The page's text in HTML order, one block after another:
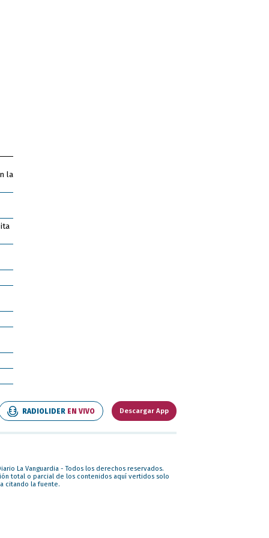
la
Descargar App
RADIOLIDER EN VIVO
La Vanguardia - Todos los derechos reservados.
total o parcial de los contenidos aquí vertidos solo
citando la fuente.